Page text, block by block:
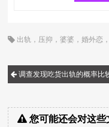
出轨 ， 压抑 ，婆婆 ，婚外恋
调查发现吃货出轨的概率比
您可能还会对这些